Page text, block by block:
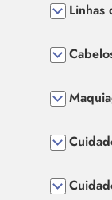
Linhas